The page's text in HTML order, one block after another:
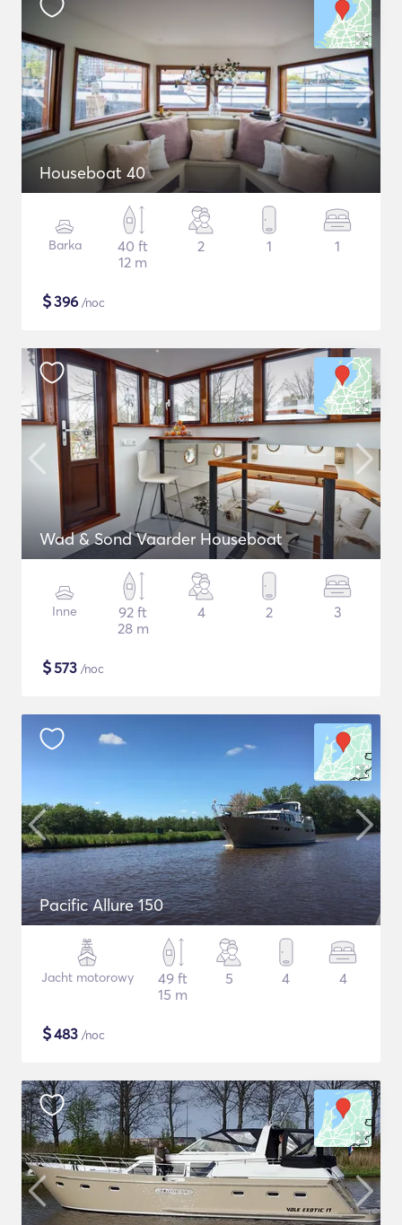
Houseboat 40
Barka
40 ft
12 m
2 1 1
$396 /noc
Wad & Sond Vaarder Houseboat
Inne
92 ft
28 m
4 2 3
$573 /noc
Pacific Allure 150
Jacht motorowy
49 ft
15 m
5 4 4
$483 /noc